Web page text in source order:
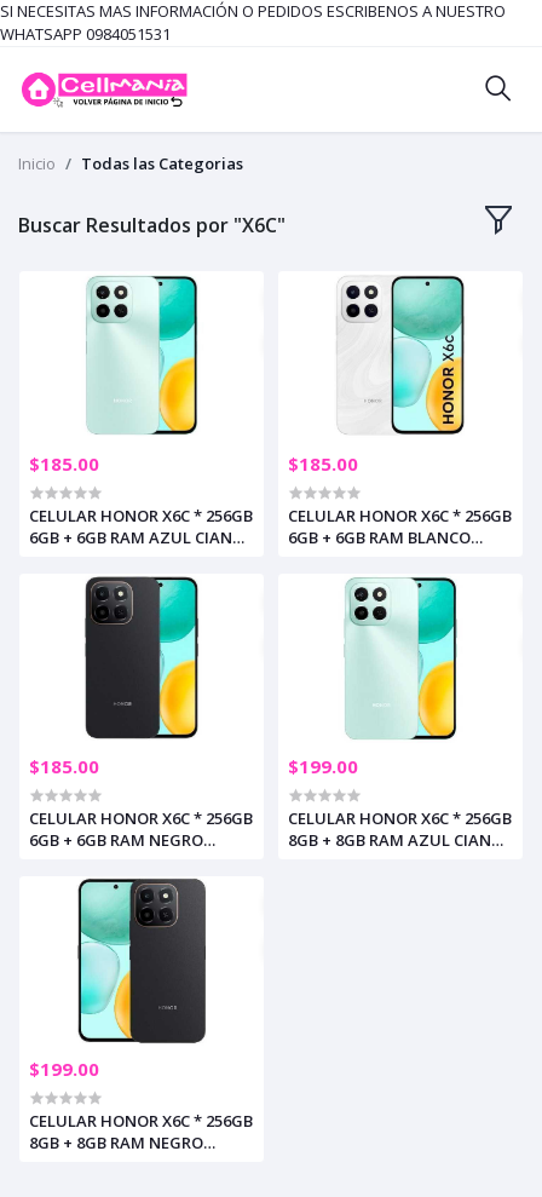
SI NECESITAS MAS INFORMACIÓN O PEDIDOS ESCRIBENOS A NUESTRO
WHATSAPP 0984051531
Inicio Todas las Categorias
Buscar Resultados por "X6C"
$185.00
CELULAR HONOR X6C * 256GB
6GB + 6GB RAM AZUL CIAN
$185.00
CELULAR HONOR X6C * 256GB
6GB + 6GB RAM BLANCO
$185.00
CELULAR HONOR X6C * 256GB
6GB + 6GB RAM NEGRO
$199.00
CELULAR HONOR X6C * 256GB
8GB + 8GB RAM AZUL CIAN
$199.00
CELULAR HONOR X6C * 256GB
8GB + 8GB RAM NEGRO